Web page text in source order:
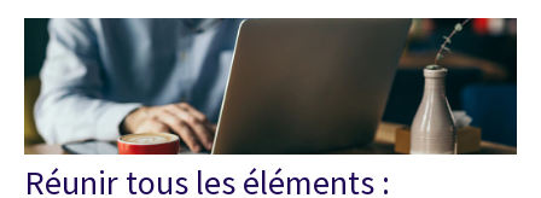
Réunir tous les éléments :